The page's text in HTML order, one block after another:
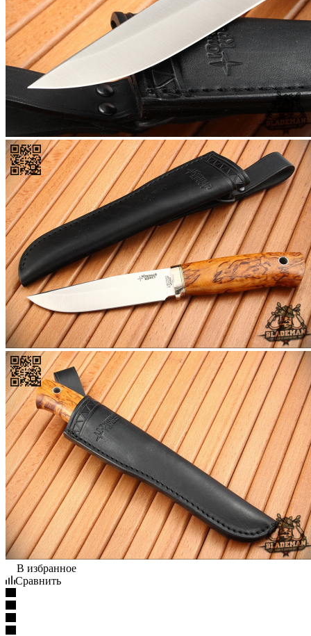
В избранное
Сравнить